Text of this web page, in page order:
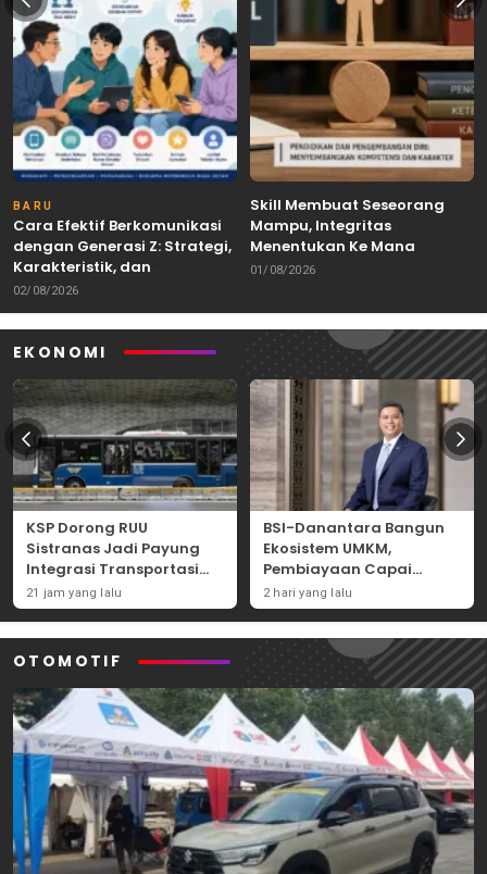
BARU
Cara Efektif Berkomunikasi
dengan Generasi Z: Strategi,
Karakteristik, dan
Tantangannya
02/08/2026
Skill Membuat Seseorang
Mampu, Integritas
Menentukan Ke Mana
Kemampuan Itu Dibawa
01/08/2026
EKONOMI
KSP Dorong RUU
Sistranas Jadi Payung
Integrasi Transportasi
Massal Indonesia
21 jam yang lalu
BSI-Danantara Bangun
Ekosistem UMKM,
Pembiayaan Capai
Rp54,80 Triliun
2 hari yang lalu
OTOMOTIF